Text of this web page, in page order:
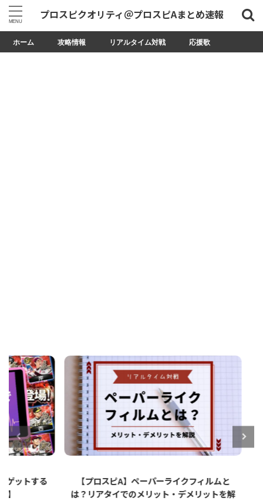
プロスピクオリティ＠プロスピAまとめ速報
ホーム 攻略情報 リアルタイム対戦 応援歌
する
【プロスピA】ペーパーライクフィルムと
は？リアタイでのメリット・デメリットを解